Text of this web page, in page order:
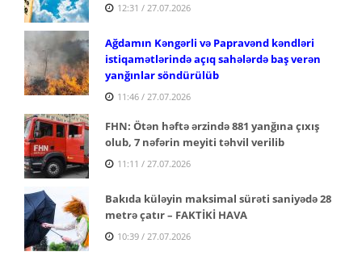
12:31 / 27.07.2026
Ağdamın Kəngərli və Papravənd kəndləri
istiqamətlərində açıq sahələrdə baş verən
yanğınlar söndürülüb
11:46 / 27.07.2026
FHN: Ötən həftə ərzində 881 yanğına çıxış
olub, 7 nəfərin meyiti təhvil verilib
11:11 / 27.07.2026
Bakıda küləyin maksimal sürəti saniyədə 28
metrə çatır – FAKTİKİ HAVA
10:39 / 27.07.2026